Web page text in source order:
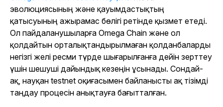
эволюциясының және қауымдастықтың
қатысуының ажырамас бөлігі ретінде қызмет етеді.
Ол пайдаланушыларға Omega Chain және ол
қолдайтын орталықтандырылмаған қолданбаларды
негізгі желі ресми түрде шығарылғанға дейін зерттеу
үшін шешуші дайындық кезеңін ұсынады. Сондай-
ақ, науқан testnet оқиғасымен байланысты ақ тізімді
таңдау процесін анықтауға бағытталған.